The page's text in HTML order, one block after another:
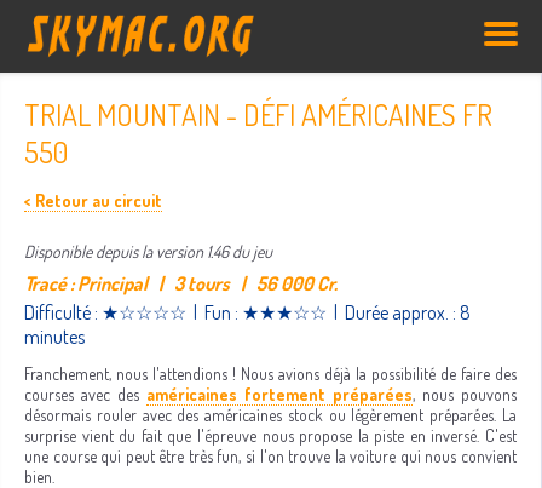
TRIAL MOUNTAIN - DÉFI AMÉRICAINES FR
550
< Retour au circuit
Disponible depuis la version 1.46 du jeu
Tracé : Principal | 3 tours | 56 000 Cr.
Difficulté : ★☆☆☆☆ | Fun : ★★★☆☆ | Durée approx. : 8
minutes
Franchement, nous l'attendions ! Nous avions déjà la possibilité de faire des
courses avec des américaines fortement préparées, nous pouvons
désormais rouler avec des américaines stock ou légèrement préparées. La
surprise vient du fait que l'épreuve nous propose la piste en inversé. C'est
une course qui peut être très fun, si l'on trouve la voiture qui nous convient
bien.